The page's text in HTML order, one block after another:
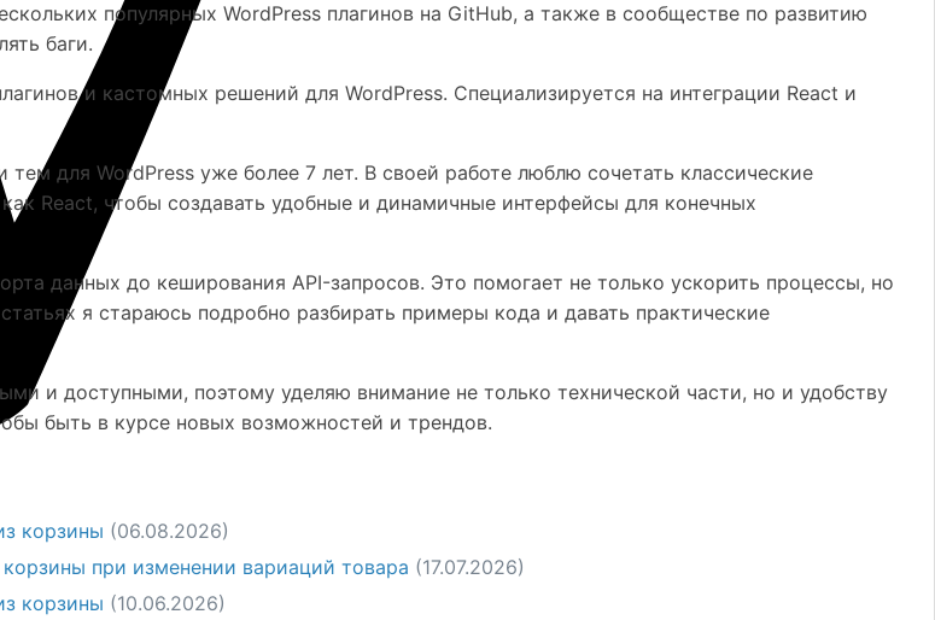
популярных WordPress плагинов на GitHub, а также в сообществе по развитию
баги.
и кастомных решений для WordPress. Специализируется на интеграции React и
для WordPress уже более 7 лет. В своей работе люблю сочетать классические
React, чтобы создавать удобные и динамичные интерфейсы для конечных
данных до кеширования API-запросов. Это помогает не только ускорить процессы, но
я стараюсь подробно разбирать примеры кода и давать практические
и доступными, поэтому уделяю внимание не только технической части, но и удобству
быть в курсе новых возможностей и трендов.
корзины (06.08.2026)
при изменении вариаций товара (17.07.2026)
корзины (10.06.2026)